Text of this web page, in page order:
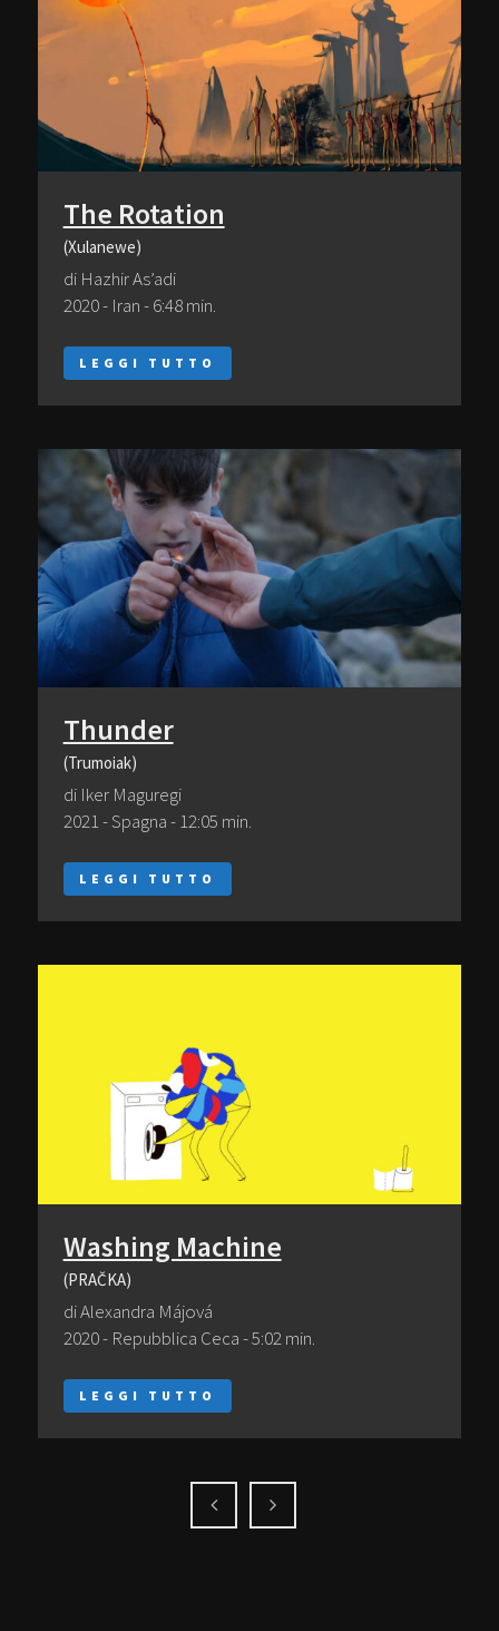
The Rotation
(Xulanewe)
di Hazhir As’adi
2020 - Iran - 6:48 min.
LEGGI TUTTO
Thunder
(Trumoiak)
di Iker Maguregi
2021 - Spagna - 12:05 min.
LEGGI TUTTO
Washing Machine
(PRAČKA)
di Alexandra Májová
2020 - Repubblica Ceca - 5:02 min.
LEGGI TUTTO